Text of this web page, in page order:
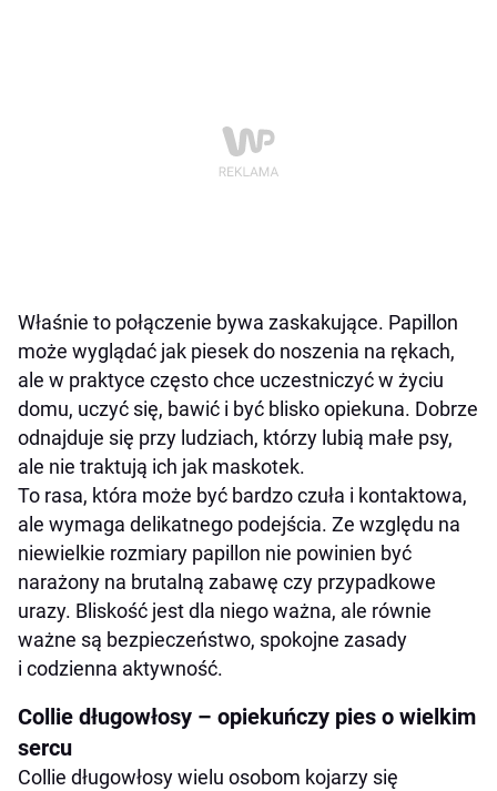
Właśnie to połączenie bywa zaskakujące. Papillon
może wyglądać jak piesek do noszenia na rękach,
ale w praktyce często chce uczestniczyć w życiu
domu, uczyć się, bawić i być blisko opiekuna. Dobrze
odnajduje się przy ludziach, którzy lubią małe psy,
ale nie traktują ich jak maskotek.
To rasa, która może być bardzo czuła i kontaktowa,
ale wymaga delikatnego podejścia. Ze względu na
niewielkie rozmiary papillon nie powinien być
narażony na brutalną zabawę czy przypadkowe
urazy. Bliskość jest dla niego ważna, ale równie
ważne są bezpieczeństwo, spokojne zasady
i codzienna aktywność.
Collie długowłosy – opiekuńczy pies o wielkim
sercu
Collie długowłosy wielu osobom kojarzy się